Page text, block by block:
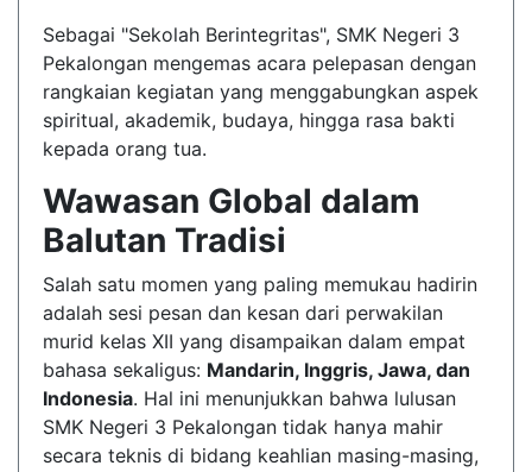
Sebagai "Sekolah Berintegritas", SMK Negeri 3
Pekalongan mengemas acara pelepasan dengan
rangkaian kegiatan yang menggabungkan aspek
spiritual, akademik, budaya, hingga rasa bakti
kepada orang tua.
Wawasan Global dalam
Balutan Tradisi
Salah satu momen yang paling memukau hadirin
adalah sesi pesan dan kesan dari perwakilan
murid kelas XII yang disampaikan dalam empat
bahasa sekaligus: Mandarin, Inggris, Jawa, dan
Indonesia. Hal ini menunjukkan bahwa lulusan
SMK Negeri 3 Pekalongan tidak hanya mahir
secara teknis di bidang keahlian masing-masing,